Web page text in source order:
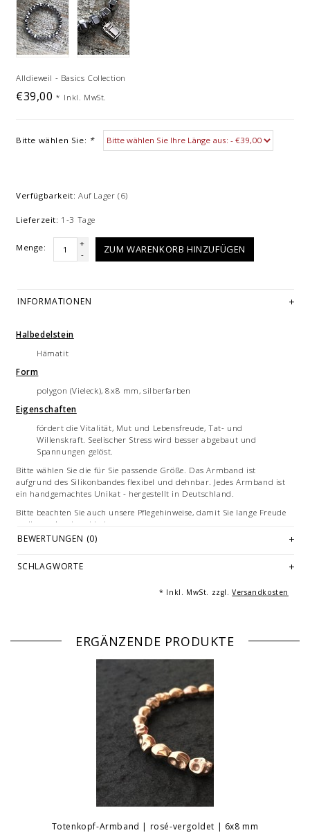
Alldieweil - Basics Collection
€39,00* Inkl. MwSt.
Bitte wählen Sie: *
Verfügbarkeit: Auf Lager(6)
Lieferzeit: 1-3 Tage
Menge:
+
-
ZUM WARENKORB HINZUFÜGEN
INFORMATIONEN
Halbedelstein
Hämatit
Form
polygon (Vieleck), 8x8 mm, silberfarben
Eigenschaften
fördert die Vitalität, Mut und Lebensfreude, Tat- und
Willenskraft. Seelischer Stress wird besser abgebaut und
Spannungen gelöst.
Bitte wählen Sie die für Sie passende Größe. Das Armband ist
aufgrund des Silikonbandes flexibel und dehnbar. Jedes Armband ist
ein handgemachtes Unikat - hergestellt in Deutschland.
Bitte beachten Sie auch unsere Pflegehinweise, damit Sie lange Freude
an Ihrem Armband haben.
führen, dass es zu Abweichungen zwischen der digitalen Ansicht und
BEWERTUNGEN (0)
SCHLAGWORTE
* Inkl. MwSt. zzgl.Versandkosten
ERGÄNZENDE PRODUKTE
Totenkopf-Armband | rosé-vergoldet | 6x8 mm